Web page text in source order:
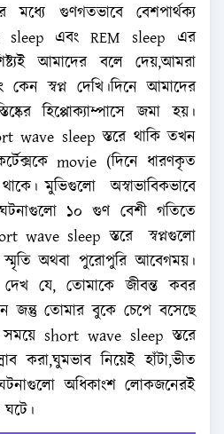
ম‌ধ্যে গুণগতভা‌বে বেশপার্থক্য
sleep এবং REM sleep এর
আমাদের বলে দেয়,আমরা
স্বপ্ন দে‌খি।‌দি‌নে আমাদের
হিপ্পোক্যাম্পাসে জমা হয়।
wave sleep স্তরে থা‌কি তখন
movie (দিনে ধারণকৃত
মু‌ভিগু‌লো অস্বাভাবিকভাবে
১০ গুণ বেশী গ‌তিতে
wave sleep স্তরে স্বপ্নগু‌লো
স্মৃ‌তি অথবা পু‌রোপু‌রি আবেগময়।
যে, তোমাকে জীবন্ত কবর
জন্তু তোমার বু‌কে চে‌পে ব‌সে‌ছে
short wave sleep স্তরে
করা,ঘুমভাব নিয়েই হাঁটা,ভীত
অ‌ধিকাং‌শ লোকজ‌নেরই